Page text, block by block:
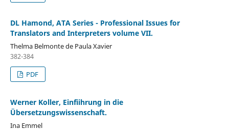
DL Hamond, ATA Series - Professional Issues for
Translators and Interpreters volume VII.
Thelma Belmonte de Paula Xavier
382-384
PDF
Werner Koller, Einfiihrung in die
Übersetzungswissenschaft.
Ina Emmel